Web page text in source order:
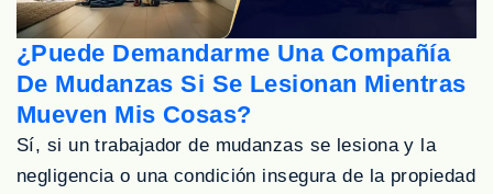
¿Puede Demandarme Una Compañía
De Mudanzas Si Se Lesionan Mientras
Mueven Mis Cosas?
Sí, si un trabajador de mudanzas se lesiona y la
negligencia o una condición insegura de la propiedad